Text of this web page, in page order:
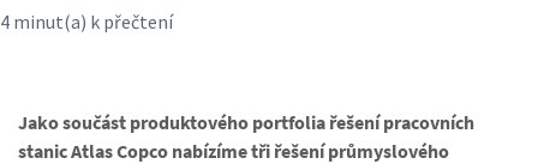
4 minut(a) k přečtení
Jako součást produktového portfolia řešení pracovních
stanic Atlas Copco nabízíme tři řešení průmyslového